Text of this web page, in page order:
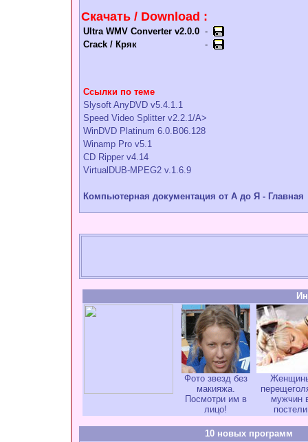
Скачать / Download :
Ultra WMV Converter v2.0.0 -
Crack / Кряк
-
Ссылки по теме
Slysoft AnyDVD v5.4.1.1
Speed Video Splitter v2.2.1/A>
WinDVD Platinum 6.0.B06.128
Winamp Pro v5.1
CD Ripper v4.14
VirtualDUB-MPEG2 v.1.6.9
Компьютерная документация от А до Я - Главная
Фото звезд без
макияжа.
Посмотри им в
лицо!
мужчин
постели
10 новых программ